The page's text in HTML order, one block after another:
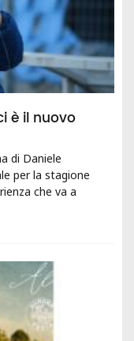
è il nuovo
di Daniele
per la stagione
che va a